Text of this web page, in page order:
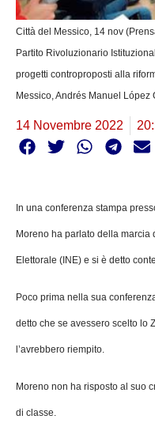
Città del Messico, 14 nov
Partito Rivoluzionario
progetti controproposti alla
Messico, Andrés Manuel López
14 Novembre 2022
In una conferenza stampa
Moreno ha parlato della marcia
Elettorale (INE) e si è detto
Poco prima nella sua
detto che se avessero scelto lo
l’avrebbero riempito.
Moreno non ha risposto al suo
di classe.